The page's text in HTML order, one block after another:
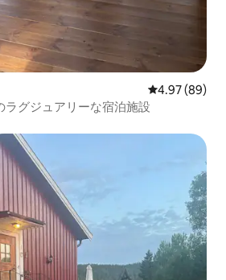
レビュー89
4.97 (89)
ラグジュアリーな宿泊施設
です。